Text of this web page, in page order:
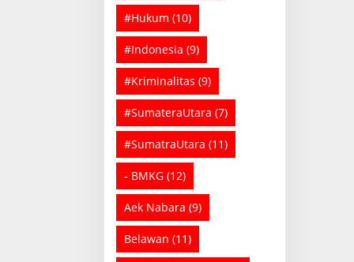
#Hukum (10)
#Indonesia (9)
#Kriminalitas (9)
#SumateraUtara (7)
#SumatraUtara (11)
- BMKG (12)
Aek Nabara (9)
Belawan (11)